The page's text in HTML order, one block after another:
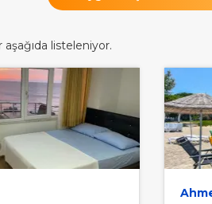
listeleniyor.